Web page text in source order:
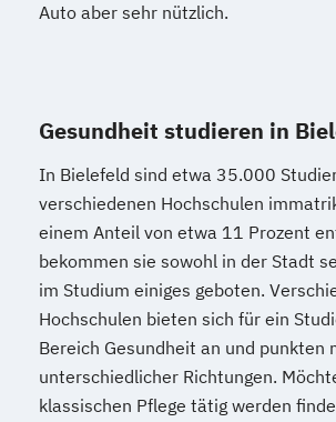
Auto aber sehr nützlich.
Gesundheit studieren in
In Bielefeld sind etwa 35.000
verschiedenen Hochschulen
einem Anteil von etwa 11 Prozent
bekommen sie sowohl in der Stadt
im Studium einiges geboten.
Hochschulen bieten sich für ein
Bereich Gesundheit an und punkten
unterschiedlicher Richtungen.
klassischen Pflege tätig werden